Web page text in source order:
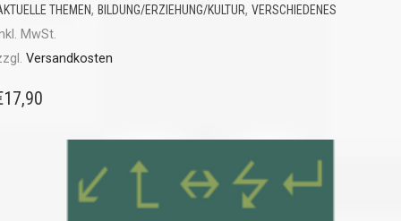
THEMEN, BILDUNG/ERZIEHUNG/KULTUR, VERSCHIEDENES
MwSt.
Versandkosten
17,90